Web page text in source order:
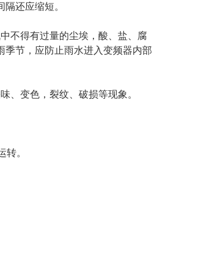
还应缩短。
不得有过量的尘埃，酸、盐、腐
节，应防止雨水进入变频器内部
变色，裂纹、破损等现象。
。